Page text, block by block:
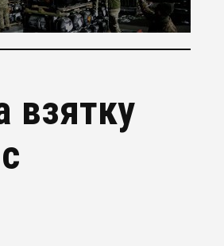
взятку